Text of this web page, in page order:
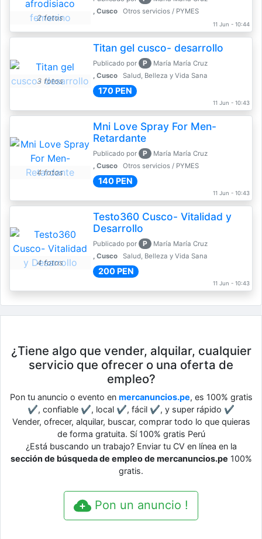
2 fotos
, Cusco
Otros servicios / PYMES
11 Jun - 10:44
3 fotos
Titan gel cusco- desarrollo
Publicado por P
María María Cruz
, Cusco
Salud, Belleza y Vida Sana
170 PEN
11 Jun - 10:43
4 fotos
Mni Love Spray For Men-
Retardante
Publicado por P
María María Cruz
, Cusco
Otros servicios / PYMES
140 PEN
11 Jun - 10:43
4 fotos
Testo360 Cusco- Vitalidad y
Desarrollo
Publicado por P
María María Cruz
, Cusco
Salud, Belleza y Vida Sana
200 PEN
11 Jun - 10:43
¿Tiene algo que vender, alquilar, cualquier
servicio que ofrecer o una oferta de
empleo?
Pon tu anuncio o evento en mercanuncios.pe, es 100% gratis
✔, confiable ✔, local ✔, fácil ✔, y super rápido ✔
Vender, ofrecer, alquilar, buscar, comprar todo lo que quieras
de forma gratuita. Sí 100% gratis Perú
¿Está buscando un trabajo? Enviar tu CV en línea en la
sección de búsqueda de empleo de mercanuncios.pe 100%
gratis.
Pon un anuncio !